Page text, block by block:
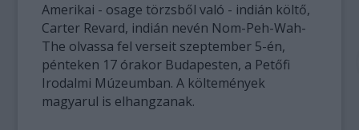
Amerikai - osage törzsből való - indián költő,
Carter Revard, indián nevén Nom-Peh-Wah-
The olvassa fel verseit szeptember 5-én,
pénteken 17 órakor Budapesten, a Petőfi
Irodalmi Múzeumban. A költemények
magyarul is elhangzanak.